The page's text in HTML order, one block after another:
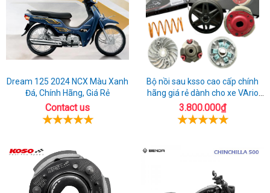
Dream 125 2024 NCX Màu Xanh
Đá, Chính Hãng, Giá Rẻ
Contact us
Bộ nồi sau ksso cao cấp chính
hãng giá rẻ dành cho xe VArio
160
3.800.000₫